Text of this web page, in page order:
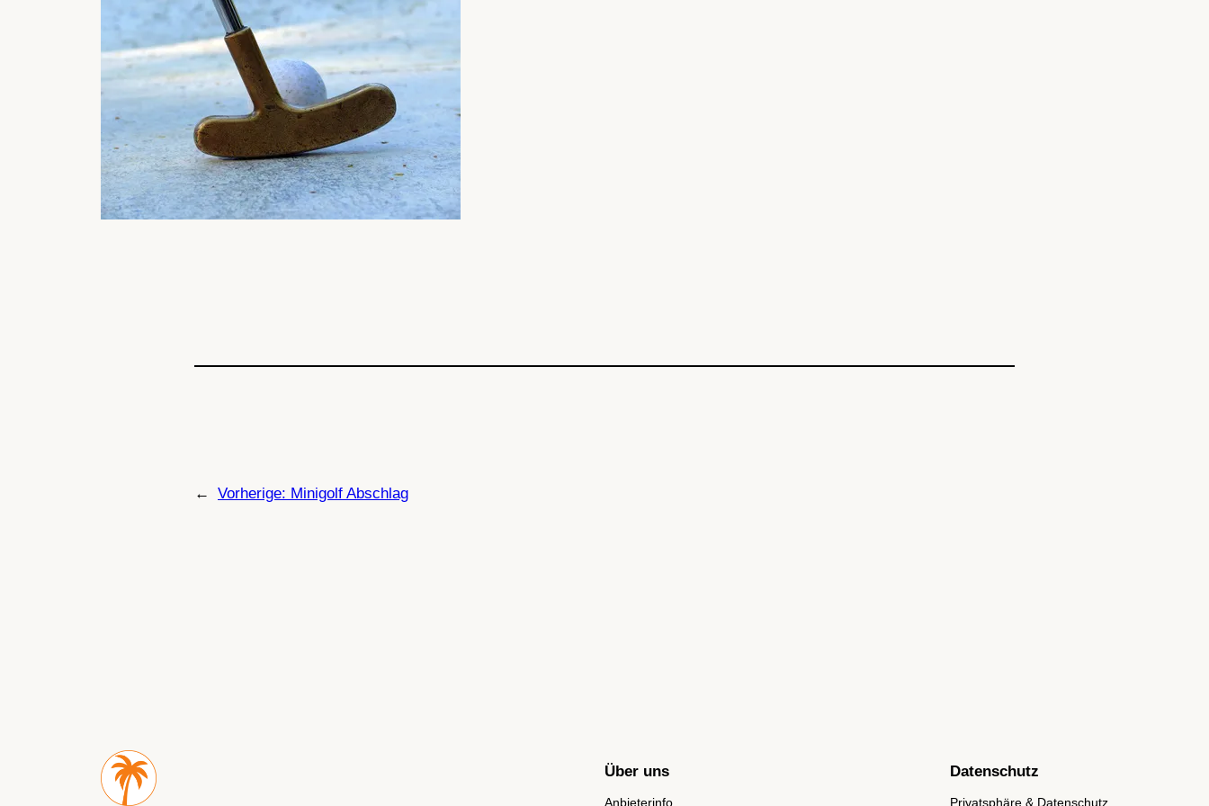
← Vorherige: Minigolf Abschlag
Über uns
Anbieterinfo
Datenschutz
Privatsphäre & Datenschutz